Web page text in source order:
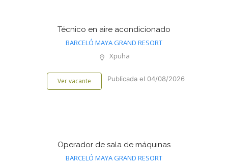
Técnico en aire acondicionado
BARCELÓ MAYA GRAND RESORT
Xpuha
Ver vacante Publicada el 04/08/2026
Operador de sala de máquinas
BARCELÓ MAYA GRAND RESORT